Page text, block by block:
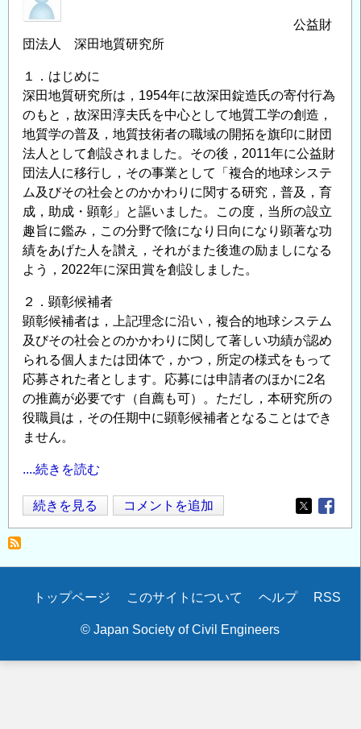
公益財
団法人 深田地質研究所
１．はじめに
深田地質研究所は，1954年に故深田錠造氏の寄付行為
のもと，故深田淳夫氏を中心として地質工学の創造，
地質学の普及，地質技術者の職域の開拓を旗印に財団
法人として創設されました。その後，2011年に公益財
団法人に移行し，その事業として「複合的地球システ
ム及びその社会とのかかわりに関する研究，普及，育
成，助成・顕彰」と謳いました。この度，当所の設立
趣旨に鑑み，この分野で陰になり日向になり顕著な功
績をあげた人を讃え，それがまた後進の励ましになる
よう，2022年に深田賞を創設しました。
２．顕彰候補者
顕彰候補者は，上記理念に沿い，複合的地球システム
及びその社会とのかかわりに関して著しい功績が認め
られる個人または団体で，かつ，所定の様式をもって
応募された者とします。応募には申請者のほかに2名
の推薦が必要です（自薦も可）。ただし，本研究所の
役職員は，その任期中に顕彰候補者となることはでき
ません。
....続きを読む
2024
年
「深
賞」
続きを見る コメントを追加
Opens in
Secondary
トップページ このサイトについて ヘルプ RSS
© Japan Society of Civil Engineers